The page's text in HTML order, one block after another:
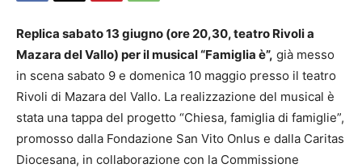
Replica sabato 13 giugno (ore 20,30, teatro Rivoli a
Mazara del Vallo) per il musical “Famiglia è”, già messo
in scena sabato 9 e domenica 10 maggio presso il teatro
Rivoli di Mazara del Vallo. La realizzazione del musical è
stata una tappa del progetto “Chiesa, famiglia di famiglie”,
promosso dalla Fondazione San Vito Onlus e dalla Caritas
Diocesana, in collaborazione con la Commissione